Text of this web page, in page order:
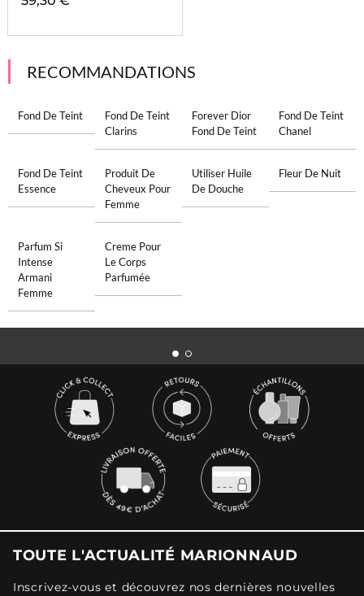
RECOMMANDATIONS
Fond De Teint
Fond De Teint
Clarins
Forever Dior
Fond De Teint
Fond De Teint
Chanel
Fond De Teint
Essence
Produit De
Cheveux Pour
Femme
Utiliser Huile
De Douche
Fleur De Nuit
Parfum Si
Intense
Armani
Femme
Creme Pour
Le Corps
Parfumée
TOUTE L'ACTUALITÉ MARIONNAUD
Inscrivez-vous et découvrez nos dernières nouvelles